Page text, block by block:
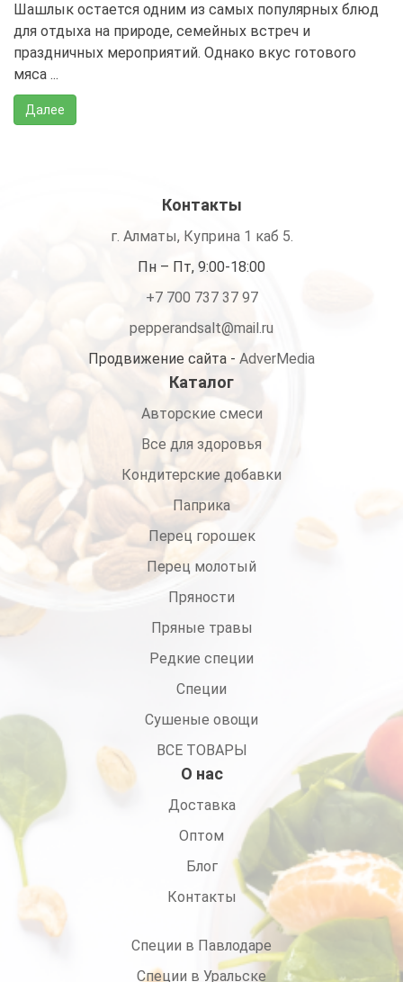
Шашлык остается одним из самых популярных блюд
для отдыха на природе, семейных встреч и
праздничных мероприятий. Однако вкус готового
мяса ...
Далее
Контакты
г. Алматы, Куприна 1 каб 5.
Пн – Пт, 9:00-18:00
+7 700 737 37 97
pepperandsalt@mail.ru
Продвижение сайта - AdverMedia
Каталог
Авторские смеси
Все для здоровья
Кондитерские добавки
Паприка
Перец горошек
Перец молотый
Пряности
Пряные травы
Редкие специи
Специи
Сушеные овощи
ВСЕ ТОВАРЫ
О нас
Доставка
Оптом
Блог
Контакты
Специи в Павлодаре
Специи в Уральске